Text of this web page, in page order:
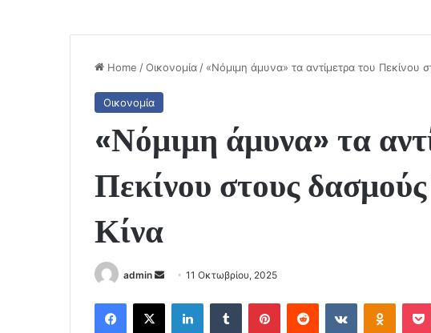
Home /Οικονομία / «Νόμιμη άμυνα» τα αντίμετρα του Πεκίνου
Οικονομία
«Νόμιμη άμυνα» τα
Πεκίνου στους
Κίνα
admin
Send
email
11 Οκτωβρίου, 2025
Facebook
X LinkedInTumblr PinterestReddit VKontakte